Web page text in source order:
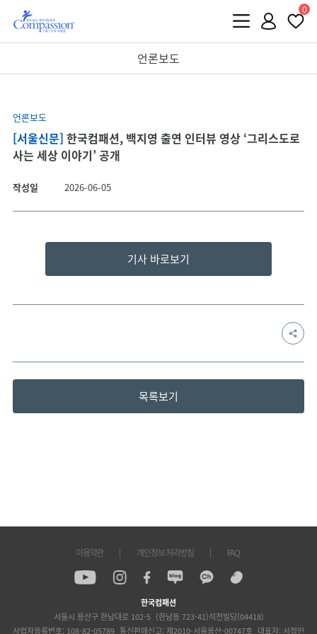
0
언론보도
언론보도
[서울신문] 한국컴패션, 백지영 출연 인터뷰 영상 ‘그리스도로
사는 세상 이야기’ 공개
작성일 2026-06-05
기사 바로보기
목록보기
이용약관 개인정보 처리방침 FAQ
한국컴패션
서울시 용산구 한남대로 102-5 (한남동 723-41)석전빌딩(04418)
사업자등록번호: 108-82-05789 통신판매신고: 제2010-서울용산-00747호 대표자: 서정인